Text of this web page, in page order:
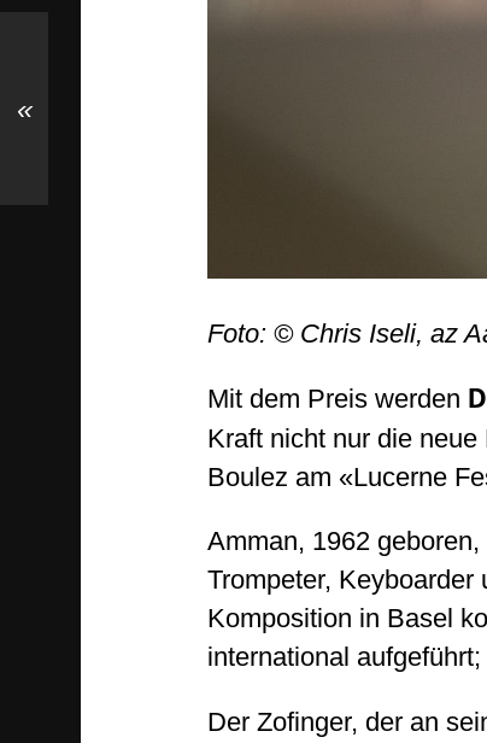
Foto: © Chris Iseli, az
Mit dem Preis werden
Kraft nicht nur die
Boulez am «Lucerne
Amman, 1962
Trompeter,
Komposition in Basel
international
Der Zofinger, der an
«